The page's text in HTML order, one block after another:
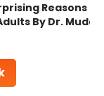
Reasons
By Dr.